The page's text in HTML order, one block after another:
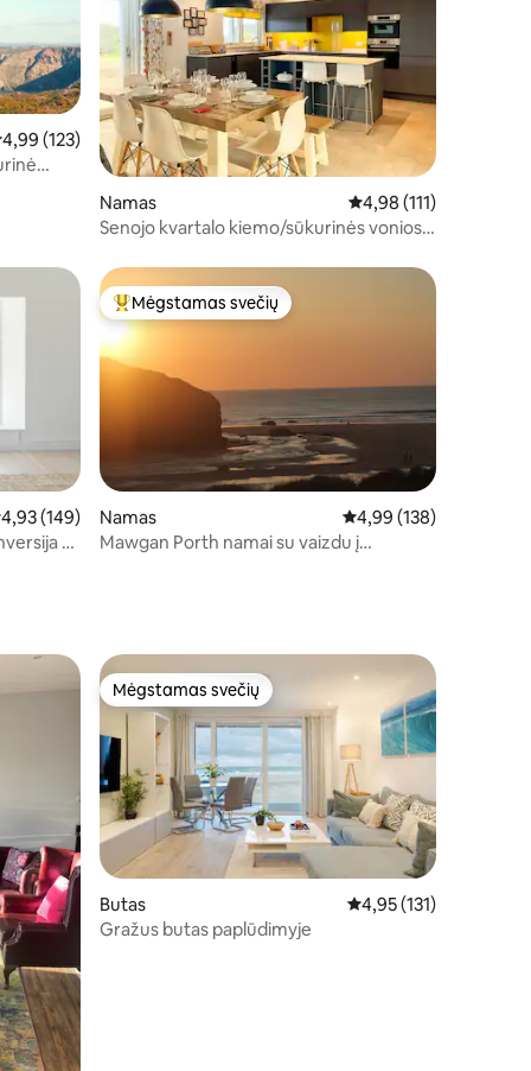
įvertinimas: 4,99 iš 5, atsiliepimų: 123
4,99 (123)
Namas Vidutinis įvertinimas:
4,98 (111)
Senojo kvartalo kiemo/sūkurinės vonios
įvertinimas: 4,93 iš 5, atsiliepimų: 149
4,93 (149)
St
Svečių mėgstamiausias
Mėgstamas svečių
Namas Vidutinis įvertinimas:
4,99 (138)
Mawgan Porth namai su vaizdu į
Mėgstamas svečių
Mėgstamas svečių
Butas Vidutinis įvertinimas:
4,95 (131)
Gražus butas paplūdimyje